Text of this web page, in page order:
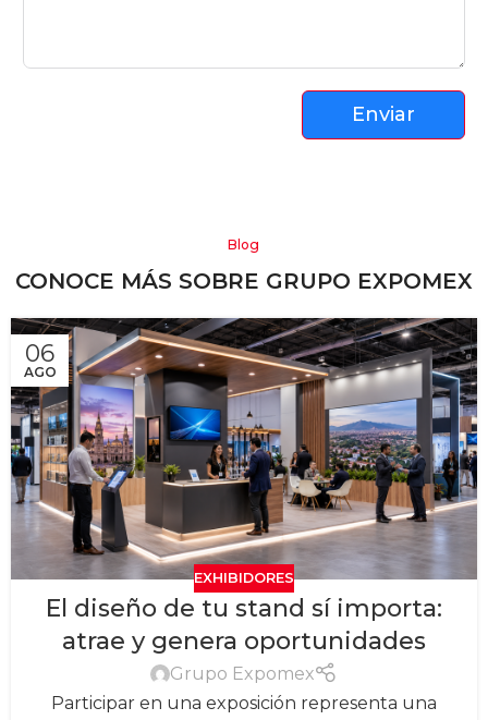
Enviar
Blog
CONOCE MÁS SOBRE GRUPO EXPOMEX
06
AGO
EXHIBIDORES
El diseño de tu stand sí importa:
atrae y genera oportunidades
Grupo Expomex
Participar en una exposición representa una